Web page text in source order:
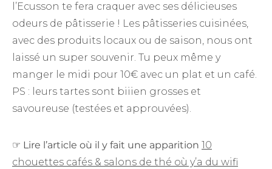
l’Ecusson te fera craquer avec ses délicieuses
odeurs de pâtisserie ! Les pâtisseries cuisinées,
avec des produits locaux ou de saison, nous ont
laissé un super souvenir. Tu peux même y
manger le midi pour 10€ avec un plat et un café.
PS : leurs tartes sont biiien grosses et
savoureuse (testées et approuvées).
☞ Lire l’article où il y fait une apparition 10
chouettes cafés & salons de thé où y’a du wifi